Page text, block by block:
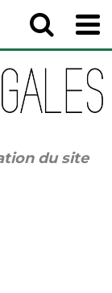
du site